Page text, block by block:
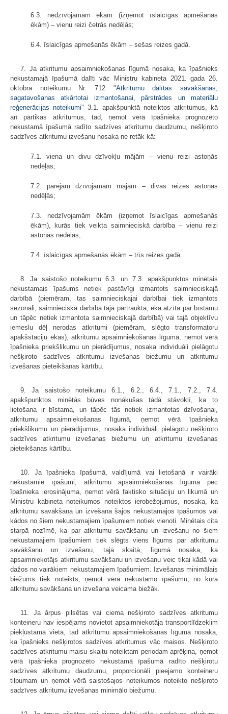
6.3. nedzīvojamām ēkām (izņemot īslaicīgas apmešanās
ēkām) – vienu reizi četrās nedēļās;
6.4. īslaicīgas apmešanās ēkām – sešas reizes gadā.
7. Ja atkritumu apsaimniekošanas līgumā nosaka, ka īpašnieks
nekustamajā īpašumā dalīti vāc Ministru kabineta 2021. gada 26.
oktobra noteikumu Nr. 712 "Atkritumu dalītas savākšanas,
sagatavošanas atkārtotai izmantošanai, pārstrādes un materiālu
reģenerācijas noteikumi" 3.1. apakšpunktā noteiktos atkritumus, kā
arī pārtikas atkritumus, tad, ņemot vērā īpašnieka prognozēto
nekustamā īpašumā radīto sadzīves atkritumu daudzumu, nešķiroto
sadzīves atkritumu izvešanu nosaka ne retāk kā:
7.1. viena un divu dzīvokļu mājām – vienu reizi astoņās
nedēļās;
7.2. pārējām dzīvojamām mājām – divas reizes astoņās
nedēļās;
7.3. nedzīvojamām ēkām (izņemot īslaicīgas apmešanās
ēkām), kurās tiek veikta saimnieciskā darbība – vienu reizi
astoņās nedēļās;
7.4. īslaicīgas apmešanās ēkām – trīs reizes gadā.
8. Ja saistošo noteikumu 6.3. un 7.3. apakšpunktos minētais
nekustamais īpašums netiek pastāvīgi izmantots saimnieciskajā
darbībā (piemēram, tas saimnieciskajai darbībai tiek izmantots
sezonāli, saimnieciskā darbība tajā pārtraukta, ēka atzīta par bīstamu
un tāpēc netiek izmantota saimnieciskajā darbībā) vai tajā objektīvu
iemeslu dēļ nerodas atkritumi (piemēram, slēgto transformatoru
apakšstaciju ēkas), atkritumu apsaimniekošanas līgumā, ņemot vērā
īpašnieka priekšlikumu un pierādījumus, nosaka individuāli pielāgotu
nešķiroto sadzīves atkritumu izvešanas biežumu un atkritumu
izvešanas pieteikšanas kārtību.
9. Ja saistošo noteikumu 6.1., 6.2., 6.4., 7.1., 7.2., 7.4.
apakšpunktos minētās būves nonākušas tādā stāvoklī, ka to
lietošana ir bīstama, un tāpēc tās netiek izmantotas dzīvošanai,
atkritumu apsaimniekošanas līgumā, ņemot vērā īpašnieka
priekšlikumu un pierādījumus, nosaka individuāli pielāgotu nešķiroto
sadzīves atkritumu izvešanas biežumu un atkritumu izvešanas
pieteikšanas kārtību.
10. Ja īpašnieka īpašumā, valdījumā vai lietošanā ir vairāki
nekustamie īpašumi, atkritumu apsaimniekošanas līgumā pēc
īpašnieka ierosinājuma, ņemot vērā faktisko situāciju un likumā un
Ministru kabineta noteikumos noteiktos ierobežojumus, nosaka, ka
atkritumu savākšana un izvešana šajos nekustamajos īpašumos vai
kādos no šiem nekustamajiem īpašumiem notiek vienoti. Minētais cita
starpā nozīmē, ka par atkritumu savākšanu un izvešanu no šiem
nekustamajiem īpašumiem tiek slēgts viens līgums par atkritumu
savākšanu un izvešanu, tajā skaitā, līgumā nosaka, ka
apsaimniekotājs atkritumu savākšanu un izvešanu veic tikai kādā vai
dažos no vairākiem nekustamajiem īpašumiem. Izvešanas minimālais
biežums tiek noteikts, ņemot vērā nekustamo īpašumu, no kura
atkritumu savākšana un izvešana veicama biežāk.
11. Ja ārpus pilsētas vai ciema nešķiroto sadzīves atkritumu
konteineru nav iespējams novietot apsaimniekotāja transportlīdzeklim
piekļūstamā vietā, tad atkritumu apsaimniekošanas līgumā nosaka,
ka īpašnieks nešķirotos sadzīves atkritumus vāc maisos. Nešķiroto
sadzīves atkritumu maisu skaitu noteiktam periodam aprēķina, ņemot
vērā īpašnieka prognozēto nekustamā īpašumā radīto nešķirotu
sadzīves atkritumu daudzumu, proporcionāli pieejamo konteineru
tilpumam un ņemot vērā saistošajos noteikumos noteikto nešķiroto
sadzīves atkritumu izvešanas minimālo biežumu.